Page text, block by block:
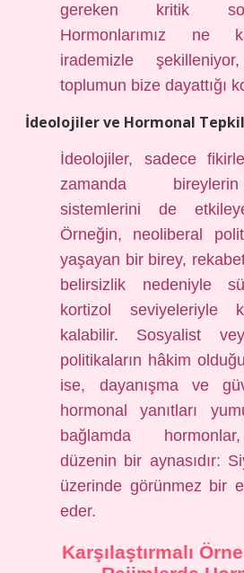
gereken kritik
Hormonlarımız ne
irademizle
toplumun bize dayattığı
İdeolojiler ve Hormonal
İdeolojiler, sadece
zamanda
sistemlerini de
Örneğin, neoliberal
yaşayan bir birey,
belirsizlik nedeniyle
kortizol seviyeleriyle
kalabilir. Sosyalist
politikaların hâkim
ise, dayanışma ve
hormonal yanıtları
bağlamda
düzenin bir aynasıdır:
üzerinde görünmez bir
eder.
Karşılaştırmalı